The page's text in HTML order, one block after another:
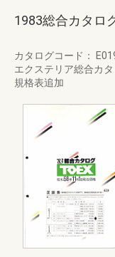
1983総合カタロ
カタログコード：
エクステリア総合カ
規格表追加